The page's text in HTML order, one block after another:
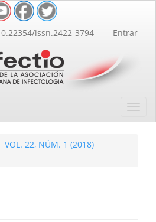
issn.2422-3794 Entrar
VOL. 22, NÚM. 1 (2018)